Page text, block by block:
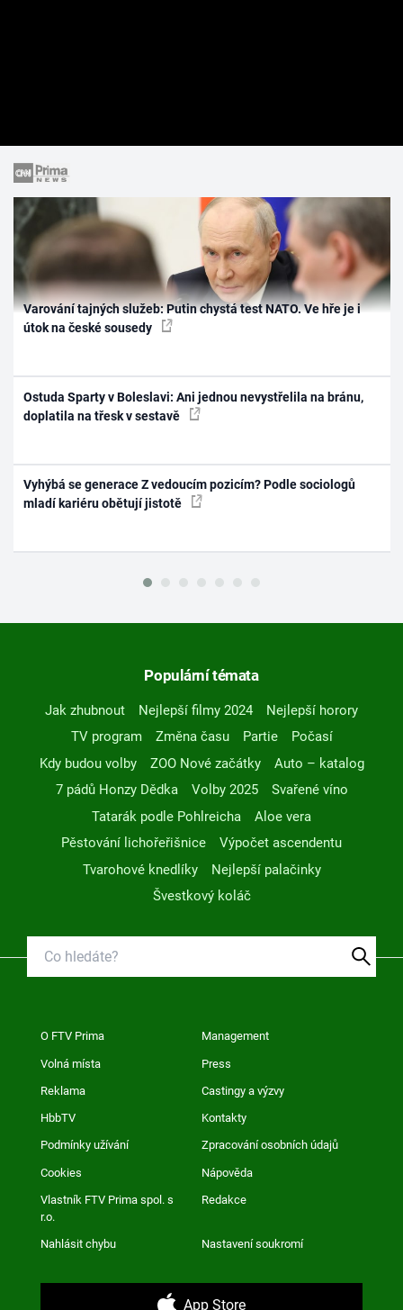
Varování tajných služeb: Putin chystá test NATO. Ve hře je i
útok na české sousedy
Ostuda Sparty v Boleslavi: Ani jednou nevystřelila na bránu,
doplatila na třesk v sestavě
Vyhýbá se generace Z vedoucím pozicím? Podle sociologů
mladí kariéru obětují jistotě
Populární témata
Jak zhubnout Nejlepší filmy 2024
Nejlepší horory
TV program
Změna času Partie
Počasí
Kdy budou volby
ZOO Nové začátky
Auto – katalog
7 pádů Honzy Dědka
Volby 2025
Svařené víno
Tatarák podle Pohlreicha
Aloe vera
Pěstování lichořeřišnice
Výpočet ascendentu
Tvarohové knedlíky
Nejlepší palačinky
Švestkový koláč
O FTV Prima Management
Volná místa Press
Reklama Castingy a výzvy
HbbTV Kontakty
Podmínky užívání Zpracování osobních údajů
Cookies Nápověda
Vlastník FTV Prima spol. s
r.o.
Redakce
Nahlásit chybu Nastavení soukromí
App Store